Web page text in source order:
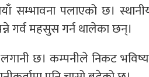
सम्भावना पलाएको छ।
गर्व महसुस गर्न थालेका छन्।
छ। कम्पनीले निकट